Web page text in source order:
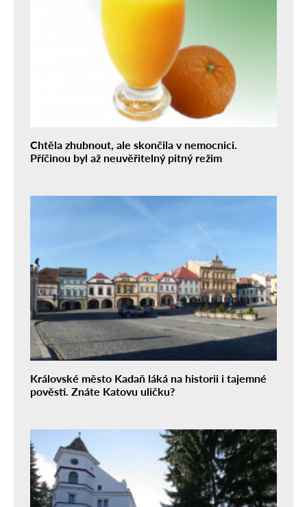
Chtěla zhubnout, ale skončila v nemocnici.
Příčinou byl až neuvěřitelný pitný režim
Královské město Kadaň láká na historii i tajemné
pověsti. Znáte Katovu uličku?